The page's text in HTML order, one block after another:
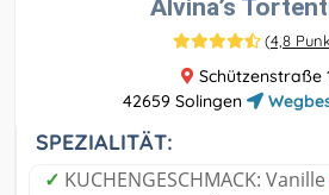
Alvina’s
(4,8
Schützenstraße
42659 Solingen
SPEZIALITÄT:
✓ KUCHENGESCHMACK: Vanille